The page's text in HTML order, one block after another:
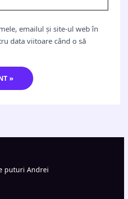
emailul și site-ul web în
data viitoare când o să
puturi Andrei